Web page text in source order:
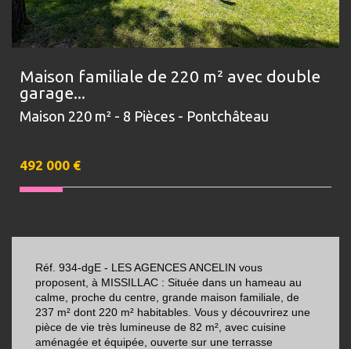
Maison familiale de 220 m² avec double
garage...
Maison 220 m² - 8 Pièces - Pontchâteau
492 000 €
Réf. 934-dgE - LES AGENCES ANCELIN vous
proposent, à MISSILLAC : Située dans un hameau au
calme, proche du centre, grande maison familiale, de
237 m² dont 220 m² habitables. Vous y découvrirez une
pièce de vie très lumineuse de 82 m², avec cuisine
aménagée et équipée, ouverte sur une terrasse